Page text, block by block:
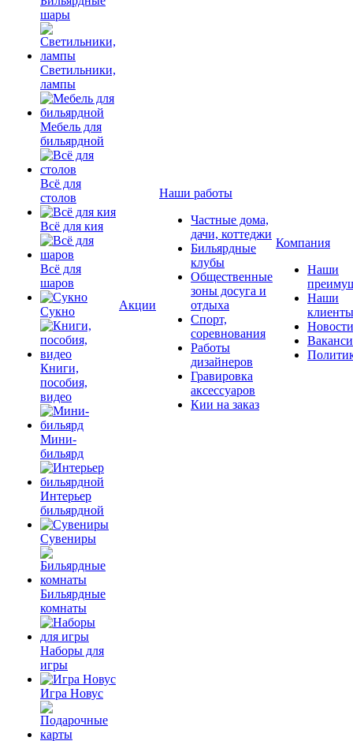
шары
Светильники,
лампы
Мебель для
бильярдной
Всё для
столов
Всё для кия
Всё для
шаров
Сукно
Книги,
пособия,
видео
Мини-
бильярд
Интерьер
бильярдной
Сувениры
Бильярдные
комнаты
Наборы для
игры
Игра Новус
Акции
Наши работы
Частные дома,
дачи, коттеджи
Бильярдные
клубы
Общественные
зоны досуга и
отдыха
Спорт,
соревнования
Работы
дизайнеров
Гравировка
аксессуаров
Кии на заказ
Компания
Наши
Наши
клиенты
Новости